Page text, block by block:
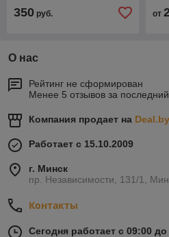
350 руб. от
О нас
Рейтинг не сформирован
Менее 5 отзывов за последний
Компания продает на Deal.by
Работает с 15.10.2009
г. Минск
пр. Независимости, 131/1,
Контакты
Сегодня работает с 09:00 до